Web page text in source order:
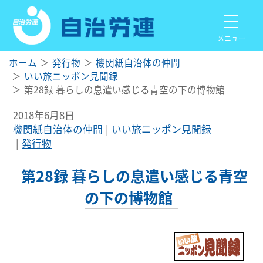
メニュー
ホーム 発行物
機関紙自治体の仲間
いい旅ニッポン見聞録
第28録 暮らしの息遣い感じる青空の下の博物館
2018年6月8日
機関紙自治体の仲間
いい旅ニッポン見聞録
発行物
第28録 暮らしの息遣い感じる青空
の下の博物館